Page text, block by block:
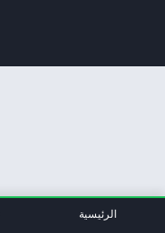
الرئيسية